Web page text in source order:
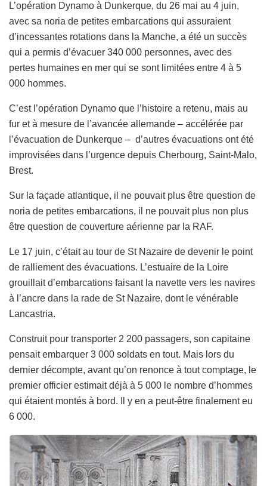
L’opération Dynamo à Dunkerque, du 26 mai au 4 juin,
avec sa noria de petites embarcations qui assuraient
d’incessantes rotations dans la Manche, a été un succès
qui a permis d’évacuer 340 000 personnes, avec des
pertes humaines en mer qui se sont limitées entre 4 à 5
000 hommes.
C’est l’opération Dynamo que l’histoire a retenu, mais au
fur et à mesure de l’avancée allemande – accélérée par
l’évacuation de Dunkerque – d’autres évacuations ont été
improvisées dans l’urgence depuis Cherbourg, Saint-Malo,
Brest.
Sur la façade atlantique, il ne pouvait plus être question de
noria de petites embarcations, il ne pouvait plus non plus
être question de couverture aérienne par la RAF.
Le 17 juin, c’était au tour de St Nazaire de devenir le point
de ralliement des évacuations. L’estuaire de la Loire
grouillait d’embarcations faisant la navette vers les navires
à l’ancre dans la rade de St Nazaire, dont le vénérable
Lancastria.
Construit pour transporter 2 200 passagers, son capitaine
pensait embarquer 3 000 soldats en tout. Mais lors du
dernier décompte, avant qu’on renonce à tout comptage, le
premier officier estimait déjà à 5 000 le nombre d’hommes
qui étaient montés à bord. Il y en a peut-être finalement eu
6 000.